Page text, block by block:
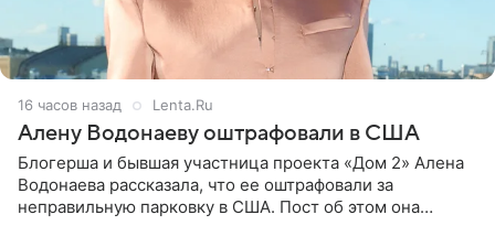
16 часов назад Lenta.Ru
Алену Водонаеву оштрафовали в США
Блогерша и бывшая участница проекта «Дом 2» Алена
Водонаева рассказала, что ее оштрафовали за
неправильную парковку в США. Пост об этом она